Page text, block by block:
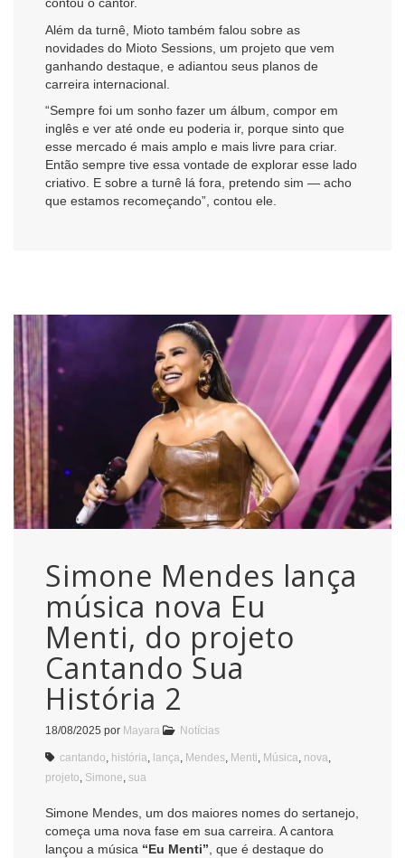
Além da turnê, Mioto também falou sobre as
novidades do Mioto Sessions, um projeto que vem
ganhando destaque, e adiantou seus planos de
carreira internacional.
“Sempre foi um sonho fazer um álbum, compor em
inglês e ver até onde eu poderia ir, porque sinto que
esse mercado é mais amplo e mais livre para criar.
Então sempre tive essa vontade de explorar esse lado
criativo. E sobre a turnê lá fora, pretendo sim — acho
que estamos recomeçando”, contou ele.
Simone Mendes lança
música nova Eu
Menti, do projeto
Cantando Sua
História 2
18/08/2025 por Mayara Notícias
cantando história lança Mendes Menti Música nova
projeto Simone sua
Simone Mendes, um dos maiores nomes do sertanejo,
começa uma nova fase em sua carreira. A cantora
lançou a música “Eu Menti” , que é destaque do